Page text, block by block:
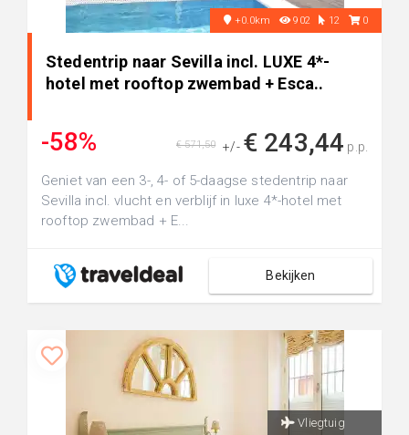
+0.0km 902 12 0
Stedentrip naar Sevilla incl. LUXE 4*-
hotel met rooftop zwembad + Esca..
-58% +/- € 243,44 p.p.
€ 571,50
Geniet van een 3-, 4- of 5-daagse stedentrip naar
Sevilla incl. vlucht en verblijf in luxe 4*-hotel met
rooftop zwembad + E...
Bekijken
Vliegtuig